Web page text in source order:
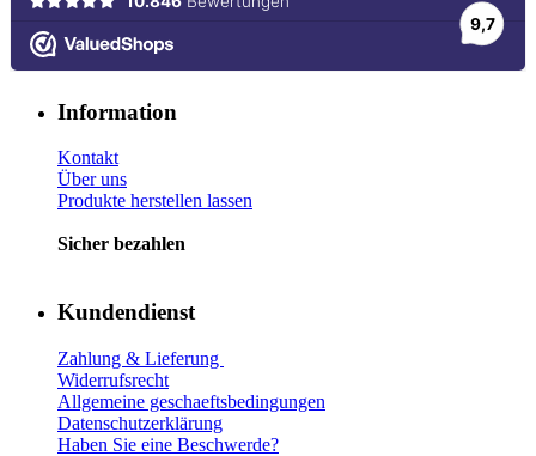
Information
Kontakt
Über uns
Produkte herstellen lassen
Sicher bezahlen
Kundendienst
Zahlung & Lieferung
Widerrufsrecht
Allgemeine geschaeftsbedingungen
Datenschutzerklärung
Haben Sie eine Beschwerde?